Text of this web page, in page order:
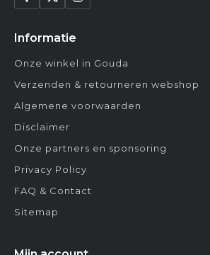
Informatie
Onze winkel in Gouda
Verzenden & retourneren webshop
Algemene voorwaarden
Disclaimer
Onze partners en sponsoring
Privacy Policy
FAQ & Contact
Sitemap